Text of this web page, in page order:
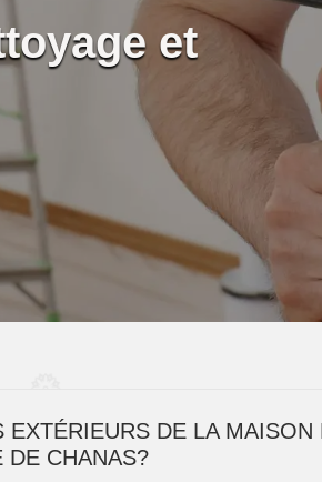
et
DE LA MAISON
DE CHANAS?